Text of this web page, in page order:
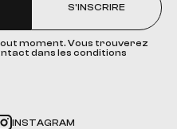
S'INSCRIRE
moment. Vous trouverez
dans les conditions
INSTAGRAM